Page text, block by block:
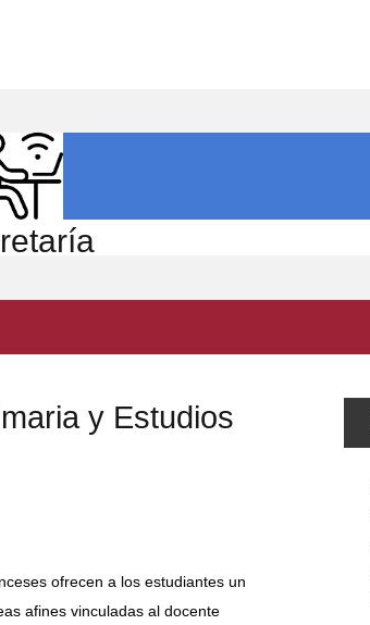
y Estudios
ofrecen a los estudiantes un
afines vinculadas al docente